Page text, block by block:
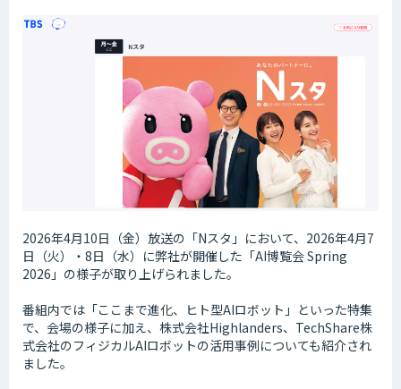
2026年4月10日（金）放送の「Nスタ」において、2026年4月7
日（火）・8日（水）に弊社が開催した「AI博覧会 Spring
2026」の様子が取り上げられました。
番組内では「ここまで進化、ヒト型AIロボット」といった特集
で、会場の様子に加え、株式会社Highlanders、TechShare株
式会社のフィジカルAIロボットの活用事例についても紹介され
ました。